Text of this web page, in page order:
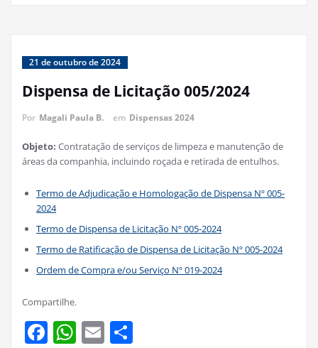
21 de outubro de 2024
Dispensa de Licitação 005/2024
Por Magali Paula B. em Dispensas 2024
Objeto: Contratação de serviços de limpeza e manutenção de
áreas da companhia, incluindo roçada e retirada de entulhos.
Termo de Adjudicação e Homologação de Dispensa Nº 005-
2024
Termo de Dispensa de Licitação Nº 005-2024
Termo de Ratificação de Dispensa de Licitação Nº 005-2024
Ordem de Compra e/ou Serviço Nº 019-2024
Compartilhe.
Facebook
WhatsApp
Email